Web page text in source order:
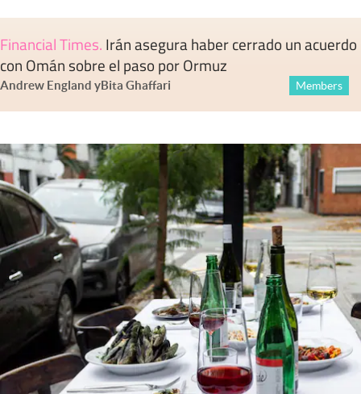
Financial Times. Irán asegura haber cerrado un acuerdo
con Omán sobre el paso por Ormuz
Andrew England yBita Ghaffari Members